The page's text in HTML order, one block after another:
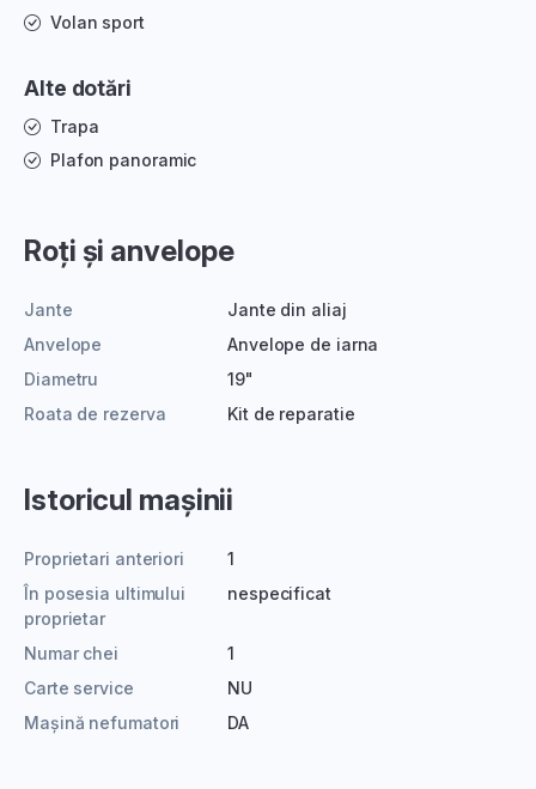
Volan sport
Alte dotări
Trapa
Plafon panoramic
Roți și anvelope
Jante
Jante din aliaj
Anvelope
Anvelope de iarna
Diametru
19"
Roata de rezerva
Kit de reparatie
Istoricul mașinii
Proprietari anteriori
1
În posesia ultimului
proprietar
nespecificat
Numar chei
1
Carte service
NU
Mașină nefumatori
DA